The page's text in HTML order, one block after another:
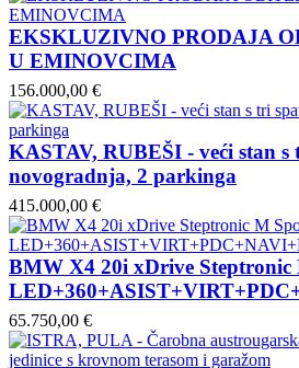
EKSKLUZIVNO PRODAJA
U EMINOVCIMA
156.000,00 €
KASTAV, RUBEŠI - veći stan s
novogradnja, 2 parkinga
415.000,00 €
BMW X4 20i xDrive Steptronic
65.750,00 €